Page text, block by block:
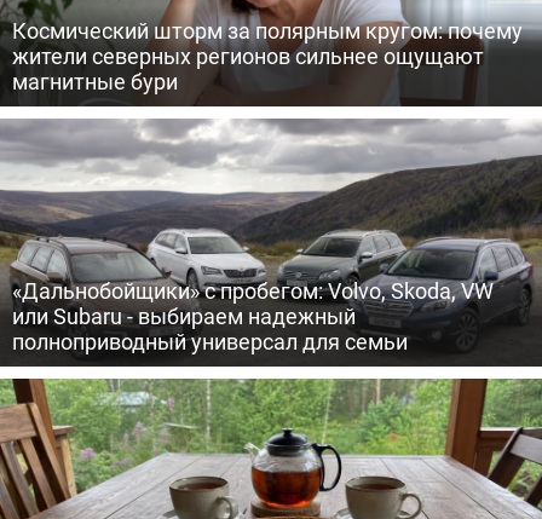
Космический шторм за полярным кругом: почему
жители северных регионов сильнее ощущают
магнитные бури
«Дальнобойщики» с пробегом: Volvo, Skoda, VW
или Subaru - выбираем надежный
полноприводный универсал для семьи